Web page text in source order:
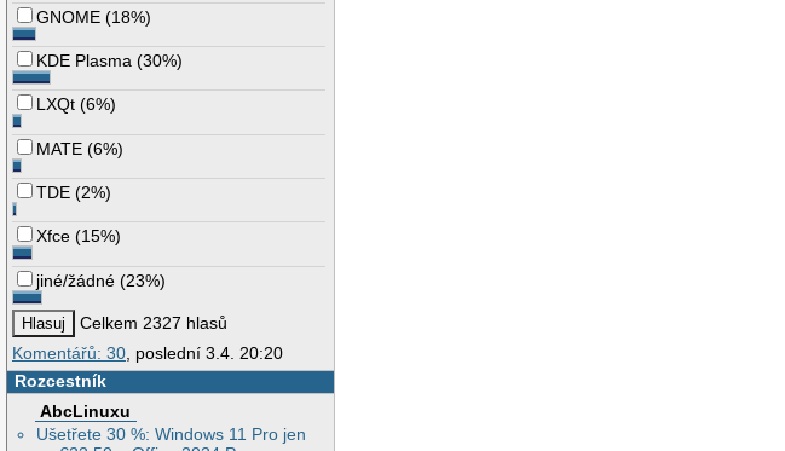
GNOME (18%)
KDE Plasma (30%)
LXQt (6%)
MATE (6%)
TDE (2%)
Xfce (15%)
jiné/žádné (23%)
Celkem 2327 hlasů
Komentářů: 30, poslední 3.4. 20:20
Rozcestník
AbcLinuxu
Ušetřete 30 %: Windows 11 Pro jen